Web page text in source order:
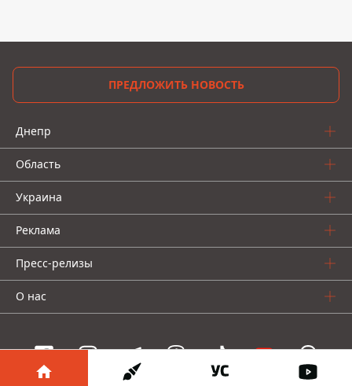
ПРЕДЛОЖИТЬ НОВОСТЬ
Днепр
Область
Украина
Реклама
Пресс-релизы
О нас